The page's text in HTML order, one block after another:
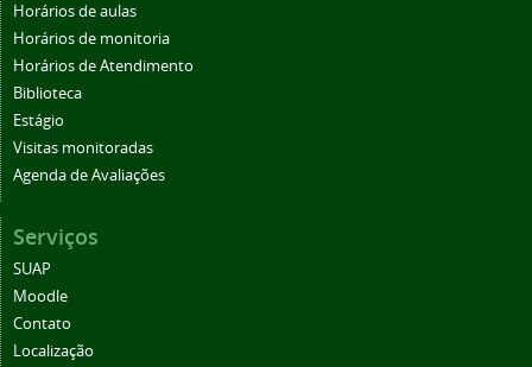
Horários de aulas
Horários de monitoria
Horários de Atendimento
Biblioteca
Estágio
Visitas monitoradas
Agenda de Avaliações
Serviços
SUAP
Moodle
Contato
Localização